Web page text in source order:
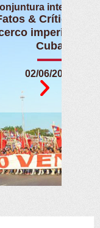
O
a